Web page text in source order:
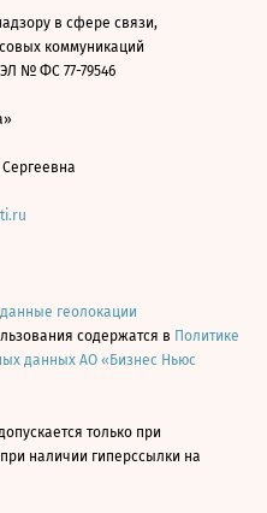
в сфере связи,
коммуникаций
№ ФС 77-79546
геолокации
содержатся в Политике
данных АО «Бизнес Ньюс
только при
наличии гиперссылки на